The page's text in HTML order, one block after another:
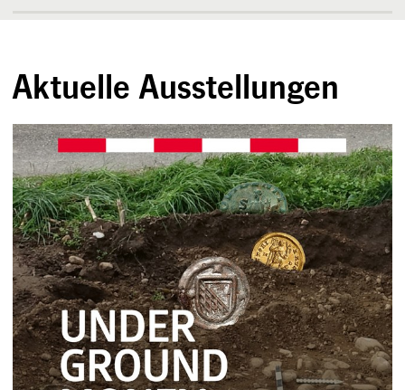
Aktuelle Ausstellungen